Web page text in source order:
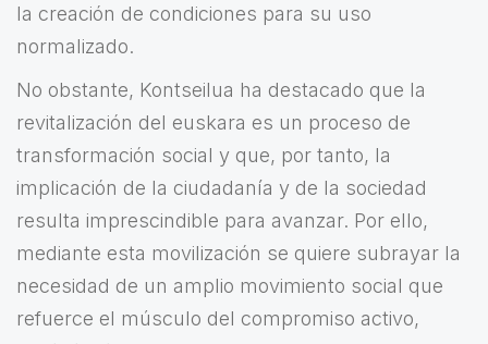
la creación de condiciones para su uso
normalizado.
No obstante, Kontseilua ha destacado que la
revitalización del euskara es un proceso de
transformación social y que, por tanto, la
implicación de la ciudadanía y de la sociedad
resulta imprescindible para avanzar. Por ello,
mediante esta movilización se quiere subrayar la
necesidad de un amplio movimiento social que
refuerce el músculo del compromiso activo,